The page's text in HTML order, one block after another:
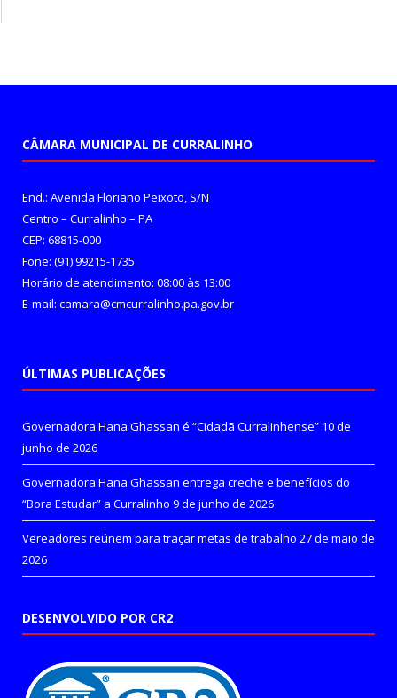
CÂMARA MUNICIPAL DE CURRALINHO
End.: Avenida Floriano Peixoto, S/N
Centro – Curralinho – PA
CEP: 68815-000
Fone: (91) 99215-1735
Horário de atendimento: 08:00 às 13:00
E-mail: camara@cmcurralinho.pa.gov.br
ÚLTIMAS PUBLICAÇÕES
Governadora Hana Ghassan é “Cidadã Curralinhense” 10 de
junho de 2026
Governadora Hana Ghassan entrega creche e benefícios do
“Bora Estudar” a Curralinho 9 de junho de 2026
Vereadores reúnem para traçar metas de trabalho 27 de maio de
2026
DESENVOLVIDO POR CR2